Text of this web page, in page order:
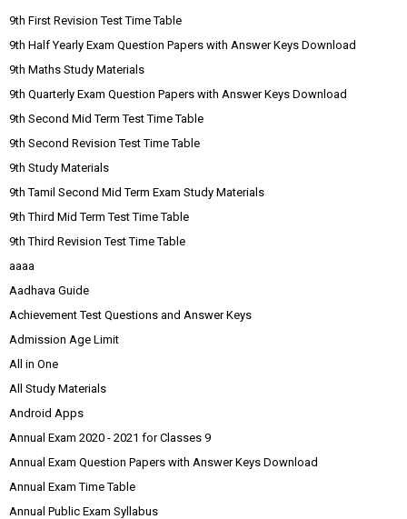
9th First Revision Test Time Table
9th Half Yearly Exam Question Papers with Answer Keys Download
9th Maths Study Materials
9th Quarterly Exam Question Papers with Answer Keys Download
9th Second Mid Term Test Time Table
9th Second Revision Test Time Table
9th Study Materials
9th Tamil Second Mid Term Exam Study Materials
9th Third Mid Term Test Time Table
9th Third Revision Test Time Table
aaaa
Aadhava Guide
Achievement Test Questions and Answer Keys
Admission Age Limit
All in One
All Study Materials
Android Apps
Annual Exam 2020 - 2021 for Classes 9
Annual Exam Question Papers with Answer Keys Download
Annual Exam Time Table
Annual Public Exam Syllabus